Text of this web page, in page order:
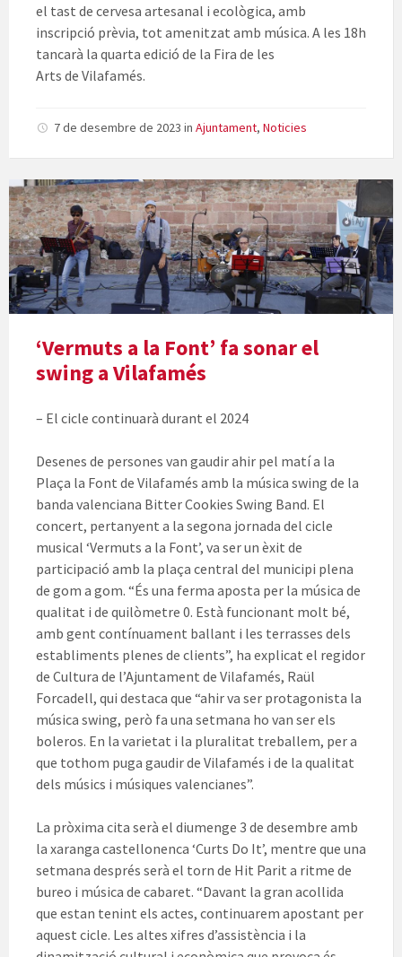
el tast de cervesa artesanal i ecològica, amb
inscripció prèvia, tot amenitzat amb música. A les 18h
tancarà la quarta edició de la Fira de les
Arts de Vilafamés.
7 de desembre de 2023 in Ajuntament, Noticies
‘Vermuts a la Font’ fa sonar el
swing a Vilafamés
– El cicle continuarà durant el 2024
Desenes de persones van gaudir ahir pel matí a la
Plaça la Font de Vilafamés amb la música swing de la
banda valenciana Bitter Cookies Swing Band. El
concert, pertanyent a la segona jornada del cicle
musical ‘Vermuts a la Font’, va ser un èxit de
participació amb la plaça central del municipi plena
de gom a gom. “És una ferma aposta per la música de
qualitat i de quilòmetre 0. Està funcionant molt bé,
amb gent contínuament ballant i les terrasses dels
establiments plenes de clients”, ha explicat el regidor
de Cultura de l’Ajuntament de Vilafamés, Raül
Forcadell, qui destaca que “ahir va ser protagonista la
música swing, però fa una setmana ho van ser els
boleros. En la varietat i la pluralitat treballem, per a
que tothom puga gaudir de Vilafamés i de la qualitat
dels músics i músiques valencianes”.
La pròxima cita serà el diumenge 3 de desembre amb
la xaranga castellonenca ‘Curts Do It’, mentre que una
setmana després serà el torn de Hit Parit a ritme de
bureo i música de cabaret. “Davant la gran acollida
que estan tenint els actes, continuarem apostant per
aquest cicle. Les altes xifres d’assistència i la